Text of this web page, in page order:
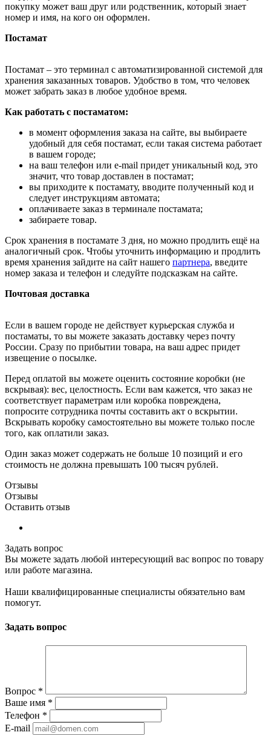
покупку может ваш друг или родственник, который знает
номер и имя, на кого он оформлен.
Постамат
Постамат – это терминал с автоматизированной системой для
хранения заказанных товаров. Удобство в том, что человек
может забрать заказ в любое удобное время.
Как работать с постаматом:
в момент оформления заказа на сайте, вы выбираете
удобный для себя постамат, если такая система работает
в вашем городе;
на ваш телефон или e-mail придет уникальный код, это
значит, что товар доставлен в постамат;
вы приходите к постамату, вводите полученный код и
следует инструкциям автомата;
оплачиваете заказ в терминале постамата;
забираете товар.
Срок хранения в постамате 3 дня, но можно продлить ещё на
аналогичный срок. Чтобы уточнить информацию и продлить
время хранения зайдите на сайт нашего партнера, введите
номер заказа и телефон и следуйте подсказкам на сайте.
Почтовая доставка
Если в вашем городе не действует курьерская служба и
постаматы, то вы можете заказать доставку через почту
России. Сразу по прибытии товара, на ваш адрес придет
извещение о посылке.
Перед оплатой вы можете оценить состояние коробки (не
вскрывая): вес, целостность. Если вам кажется, что заказ не
соответствует параметрам или коробка повреждена,
попросите сотрудника почты составить акт о вскрытии.
Вскрывать коробку самостоятельно вы можете только после
того, как оплатили заказ.
Один заказ может содержать не больше 10 позиций и его
стоимость не должна превышать 100 тысяч рублей.
Отзывы
Отзывы
Оставить отзыв
Задать вопрос
Вы можете задать любой интересующий вас вопрос по товару
или работе магазина.
Наши квалифицированные специалисты обязательно вам
помогут.
Задать вопрос
Вопрос *
Ваше имя *
Телефон *
E-mail